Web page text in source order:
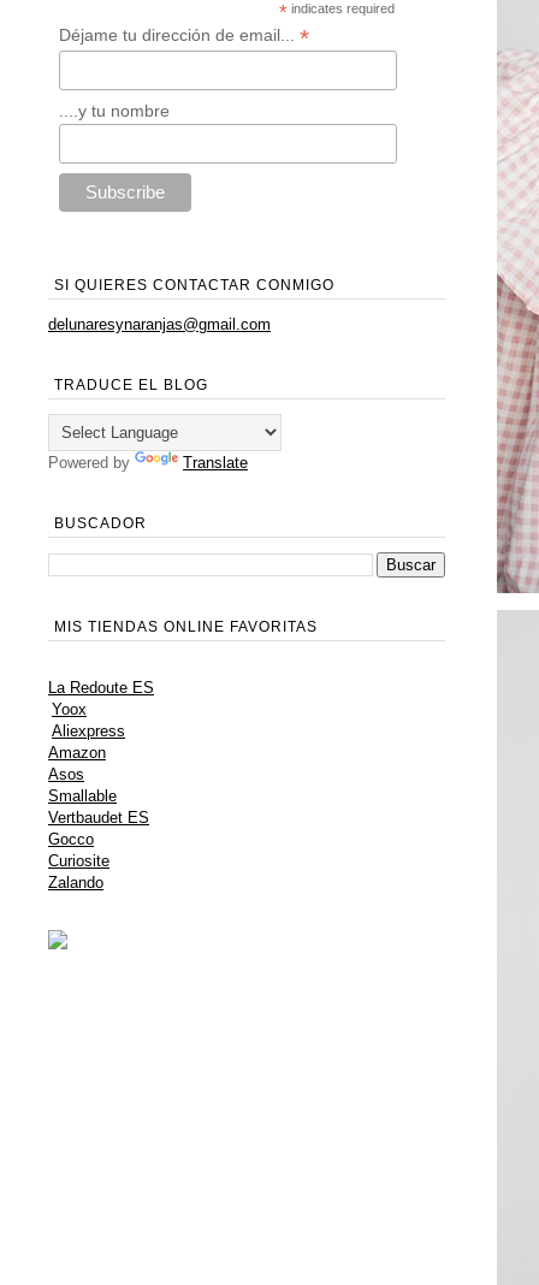
* indicates required
Déjame tu dirección de email... *
....y tu nombre
SI QUIERES CONTACTAR CONMIGO
delunaresynaranjas@gmail.com
TRADUCE EL BLOG
Powered by Translate
BUSCADOR
MIS TIENDAS ONLINE FAVORITAS
La Redoute ES
Yoox
Aliexpress
Amazon
Asos
Smallable
Vertbaudet ES
Gocco
Curiosite
Zalando